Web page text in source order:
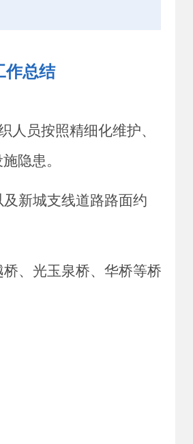
作总结
人员按照精细化维护、
隐患。
新城支线道路路面约
、光玉泉桥、华桥等桥